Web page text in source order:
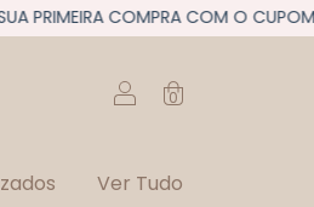
PRIMEIRA COMPRA COM O CUPOM
0
Ver Tudo